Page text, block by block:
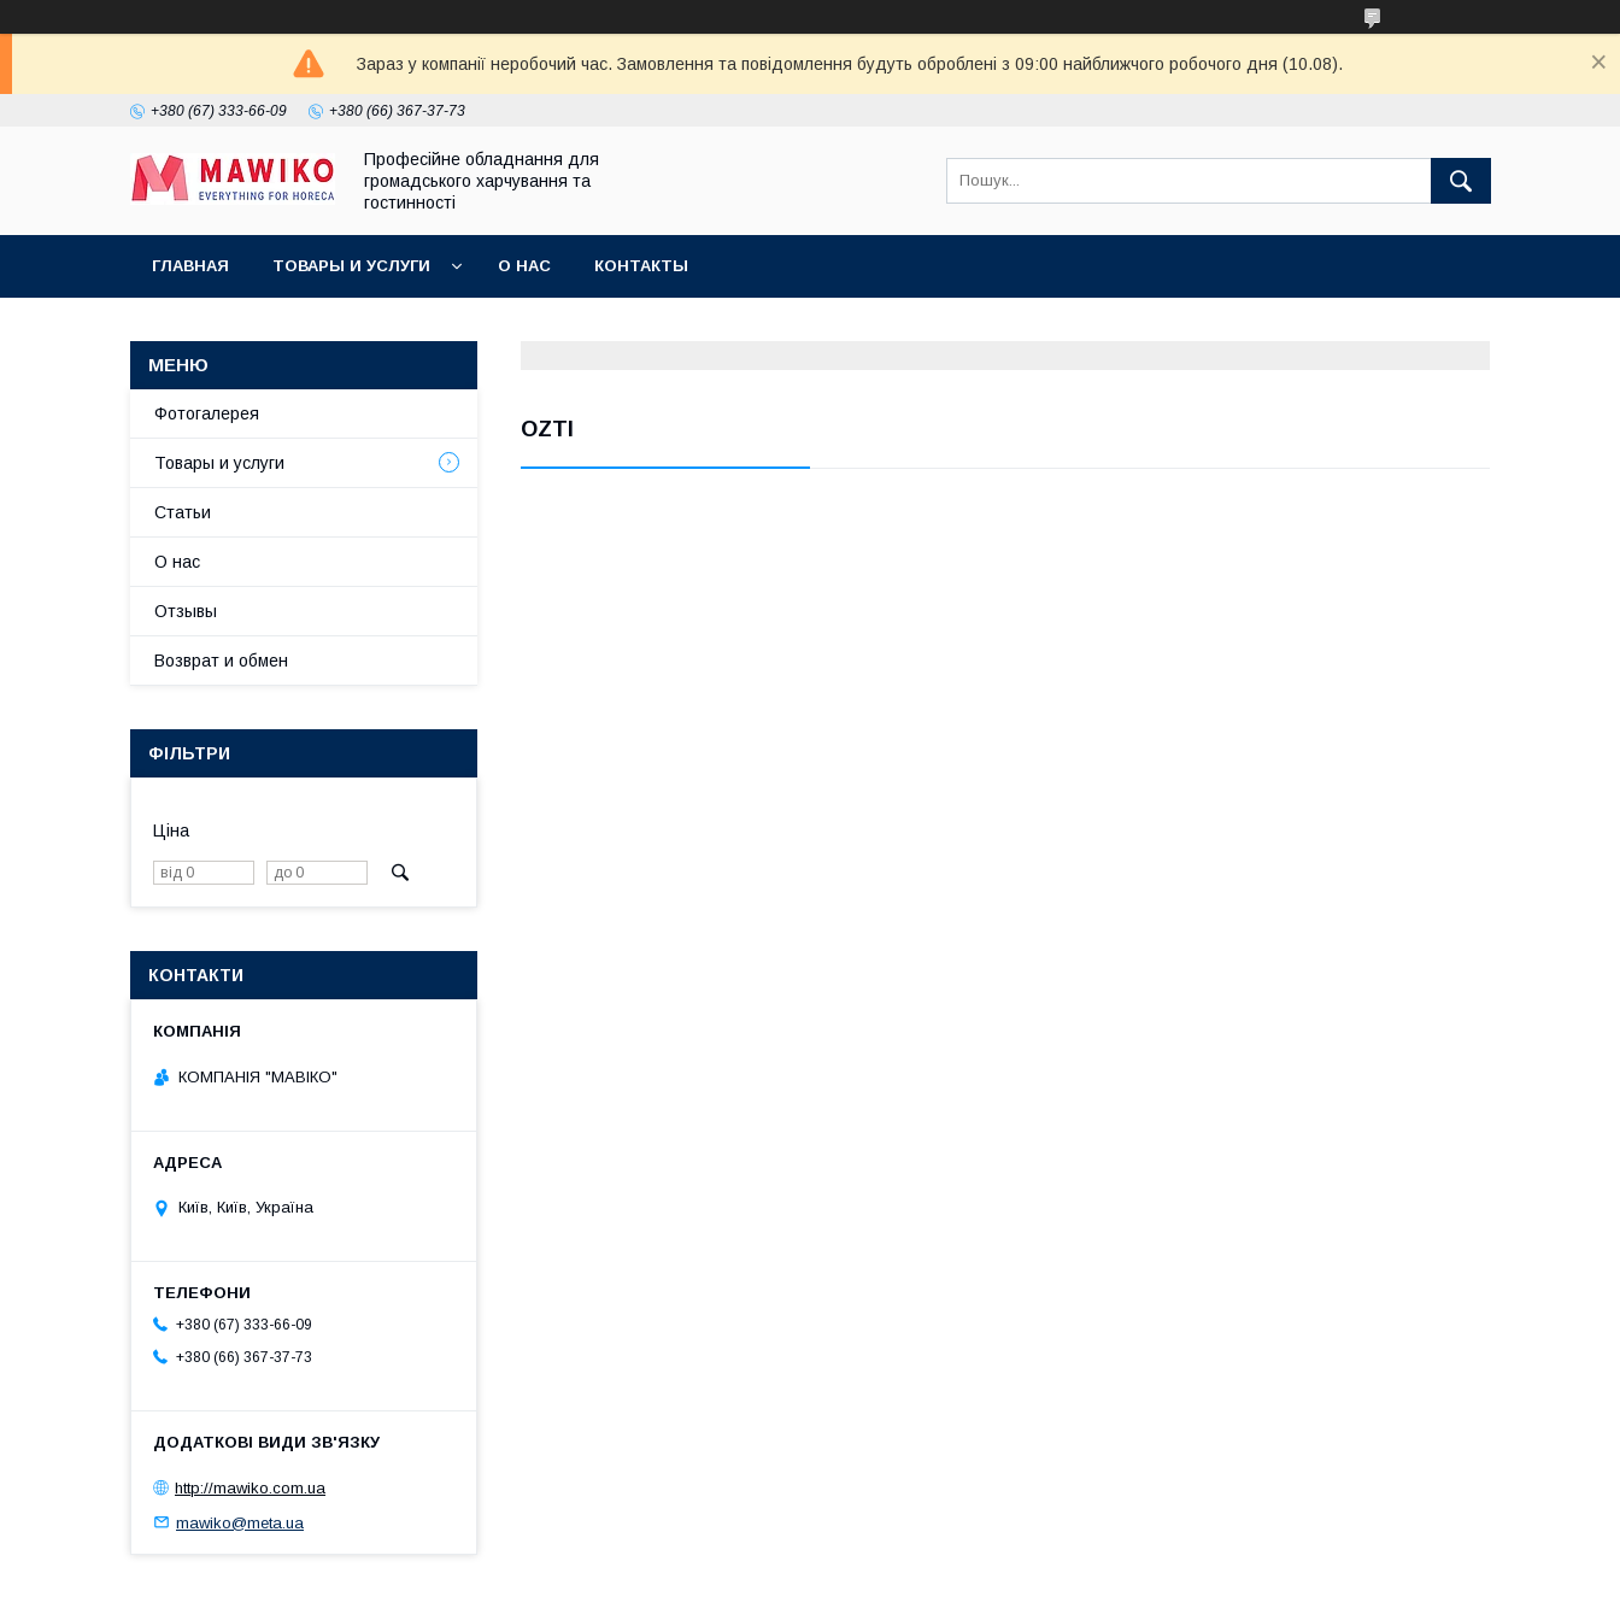
Зараз у компанії неробочий час. Замовлення та повідомлення будуть оброблені з 09:00 найближчого робочого дня (10.08).
+380 (67) 333-66-09 +380 (66) 367-37-73
Професійне обладнання для
громадського харчування та
гостинності
ГЛАВНАЯ ТОВАРЫ И УСЛУГИ О НАС КОНТАКТЫ
OZTI
Фотогалерея
Товары и услуги
Статьи
О нас
Отзывы
Возврат и обмен
ФІЛЬТРИ
Ціна
КОНТАКТИ
КОМПАНІЯ "МАВІКО"
Київ, Київ, Україна
+380 (67) 333-66-09
+380 (66) 367-37-73
http://mawiko.com.ua
mawiko@meta.ua